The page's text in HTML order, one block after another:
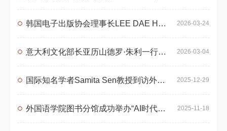
2026-03-24
韩国电子出版协会理事长LEE DAE HYUN先生访问外国语学院分馆
2026-03-04
意大利文化部长亚历山德罗·朱利一行莅临外国语学院图书馆参访
2025-12-29
国际知名学者Samita Sen教授到访外国语学院图书分馆
2025-11-18
外国语学院图书分馆成功举办“AI时代，我们还需要图书馆吗？”专题讲座